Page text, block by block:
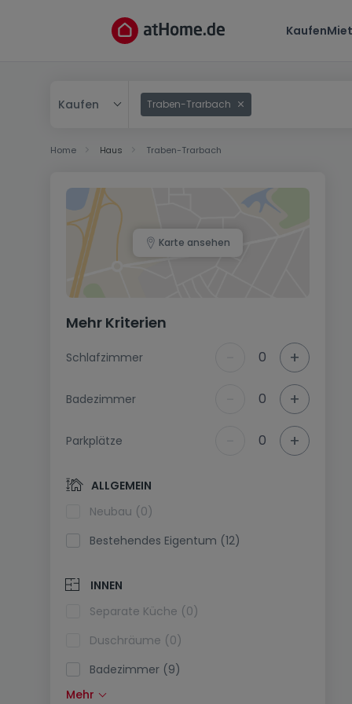
Kaufen
Kaufen Traben-Trarbach
Home Haus Traben-Trarbach
Karte ansehen
Mehr Kriterien
Schlafzimmer 0 +
Badezimmer 0 +
Parkplätze 0 +
ALLGEMEIN
Neubau (0)
Bestehendes Eigentum (12)
INNEN
Separate Küche (0)
Duschräume (0)
Badezimmer (9)
Einbauküche (1)
Mehr